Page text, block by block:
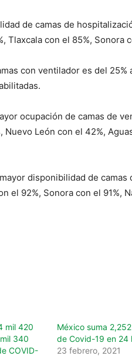
de camas de
Tlaxcala con el 85%, Sonora
con ventilador es del
ocupación de camas de
Nuevo León con el 42%,
disponibilidad de
el 92%, Sonora con el 91%,
mil 420
340
COVID-
México suma
de Covid-19 en 24
23 febrero, 2021